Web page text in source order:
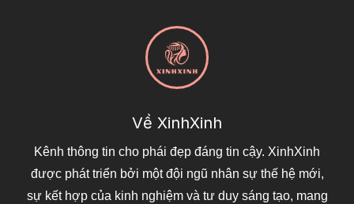
Về XinhXinh
Kênh thông tin cho phái đẹp đáng tin cậy. XinhXinh
được phát triển bởi một đội ngũ nhân sự thế hệ mới,
sự kết hợp của kinh nghiệm và tư duy sáng tạo, mang